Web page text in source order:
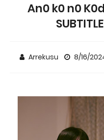
An0 k0 n0
Arrekusu 8/16/